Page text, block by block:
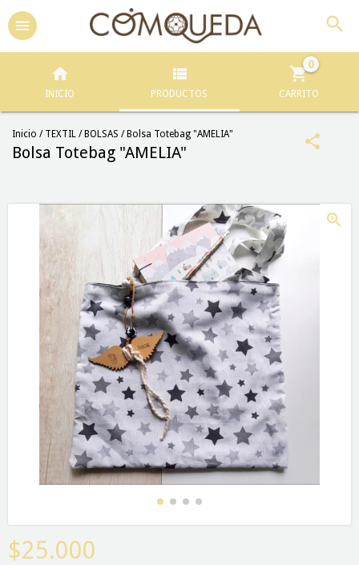
INICIO PRODUCTOS CARRITO
0
Inicio / TEXTIL / BOLSAS / Bolsa Totebag "AMELIA"
Bolsa Totebag "AMELIA"
$25.000